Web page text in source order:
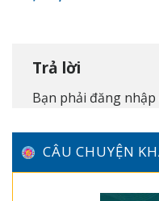
Trả lời
Bạn phải đăng nhập
CÂU CHUYỆN